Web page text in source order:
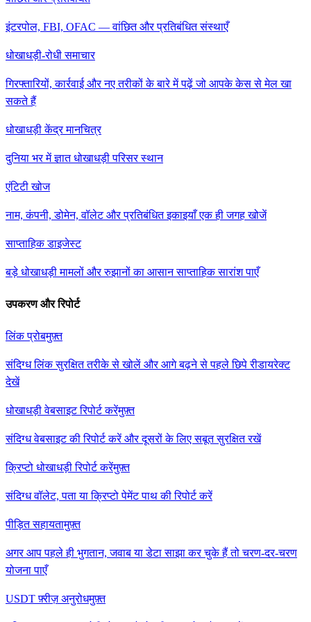
इंटरपोल, FBI, OFAC — वांछित और प्रतिबंधित संस्थाएँ
धोखाधड़ी-रोधी समाचार
गिरफ्तारियों, कार्रवाई और नए तरीकों के बारे में पढ़ें जो आपके केस से मेल खा
सकते हैं
धोखाधड़ी केंद्र मानचित्र
दुनिया भर में ज्ञात धोखाधड़ी परिसर स्थान
एंटिटी खोज
नाम, कंपनी, डोमेन, वॉलेट और प्रतिबंधित इकाइयाँ एक ही जगह खोजें
साप्ताहिक डाइजेस्ट
बड़े धोखाधड़ी मामलों और रुझानों का आसान साप्ताहिक सारांश पाएँ
उपकरण और रिपोर्ट
लिंक प्रोबमुफ़्त
संदिग्ध लिंक सुरक्षित तरीके से खोलें और आगे बढ़ने से पहले छिपे रीडायरेक्ट
देखें
धोखाधड़ी वेबसाइट रिपोर्ट करेंमुफ़्त
संदिग्ध वेबसाइट की रिपोर्ट करें और दूसरों के लिए सबूत सुरक्षित रखें
क्रिप्टो धोखाधड़ी रिपोर्ट करेंमुफ़्त
संदिग्ध वॉलेट, पता या क्रिप्टो पेमेंट पाथ की रिपोर्ट करें
पीड़ित सहायतामुफ़्त
अगर आप पहले ही भुगतान, जवाब या डेटा साझा कर चुके हैं तो चरण-दर-चरण
योजना पाएँ
USDT फ़्रीज़ अनुरोधमुफ़्त